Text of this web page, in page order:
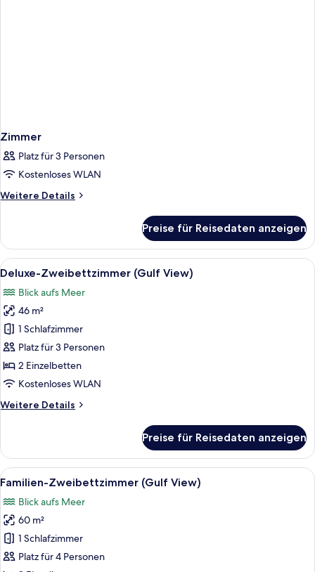
Zimmer
Platz für 3 Personen
Kostenloses WLAN
Weitere Details
Weitere
Preise für Reisedaten anzeigen
Alle
Fotos
für
Deluxe-
Zweibettzimmer
(Gulf
View)
anzeigen
Ein Hotelzimmer mit zwei Betten,
6
Deluxe-Zweibettzimmer (Gulf View)
Blick aufs Meer
46 m²
1 Schlafzimmer
Platz für 3 Personen
2 Einzelbetten
Kostenloses WLAN
Weitere Details
Weitere
Zweibettzimmer
(Gulf
View)
Preise für Reisedaten anzeigen
Alle
Fotos
für
Familien-
Zweibettzimmer
(Gulf
Ein Hotelzimmer mit drei Betten,
3
Familien-Zweibettzimmer (Gulf View)
Blick aufs Meer
60 m²
1 Schlafzimmer
Platz für 4 Personen